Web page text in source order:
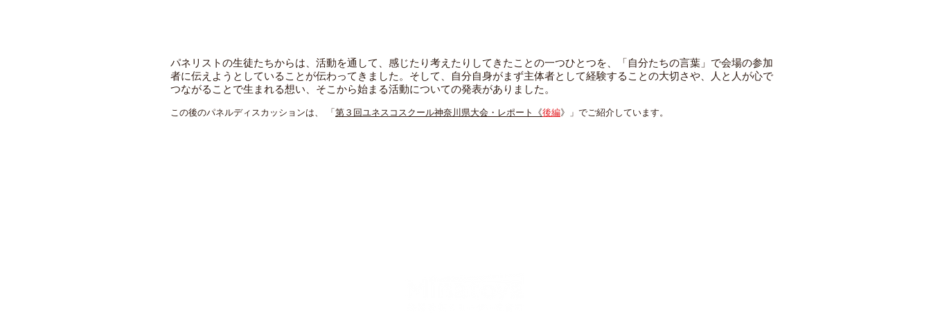
パネリストの生徒たちからは、活動を通して、感じたり考えたりしてきたことの一つひとつを、「自分たちの言葉」で会場の参加
者に伝えようとしていることが伝わってきました。そして、自分自身がまず主体者として経験することの大切さや、人と人が心で
つながることで生まれる想い、そこから始まる活動についての発表がありました。
この後のパネルディスカッションは、 「 第３回ユネスコスクール神奈川県大会・レポート《後編》」でご紹介しています。